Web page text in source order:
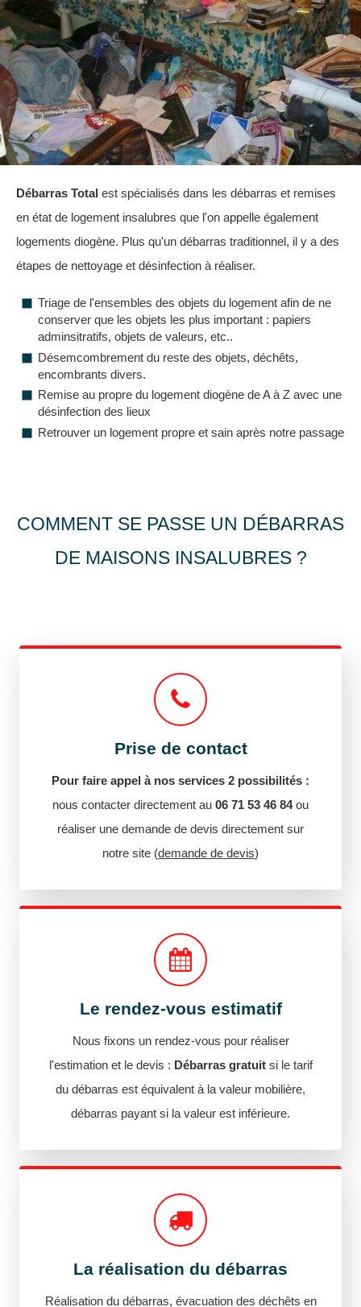
Débarras Total est spécialisés dans les débarras et remises
en état de logement insalubres que l'on appelle également
logements diogène. Plus qu'un débarras traditionnel, il y a des
étapes de nettoyage et désinfection à réaliser.
Triage de l'ensembles des objets du logement afin de ne
conserver que les objets les plus important : papiers
adminsitratifs, objets de valeurs, etc..
Désemcombrement du reste des objets, déchêts,
encombrants divers.
Remise au propre du logement diogène de A à Z avec une
désinfection des lieux
Retrouver un logement propre et sain après notre passage
COMMENT SE PASSE UN DÉBARRAS
DE MAISONS INSALUBRES ?
Prise de contact
Pour faire appel à nos services 2 possibilités :
nous contacter directement au 06 71 53 46 84ou
réaliser une demande de devis directement sur
notre site (demande de devis)
Le rendez-vous estimatif
Nous fixons un rendez-vous pour réaliser
l'estimation et le devis : Débarras gratuitsi le tarif
du débarras est équivalent à la valeur mobilière,
débarras payant si la valeur est inférieure.
La réalisation du débarras
Réalisation du débarras, évacuation des déchêts en